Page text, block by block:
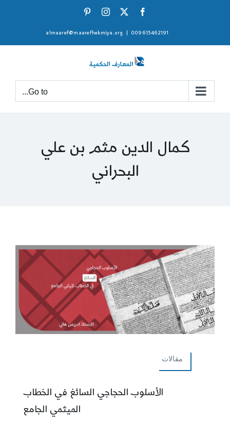
Facebook
X
Instagram
009615462191
almaaref@maarefhekmiya.org
Go to...
كمال الدين مثم بن علي
البحراني
مقالات
الأسلوب الحجاجي السائغ في الخطاب
الميثمي الجامع